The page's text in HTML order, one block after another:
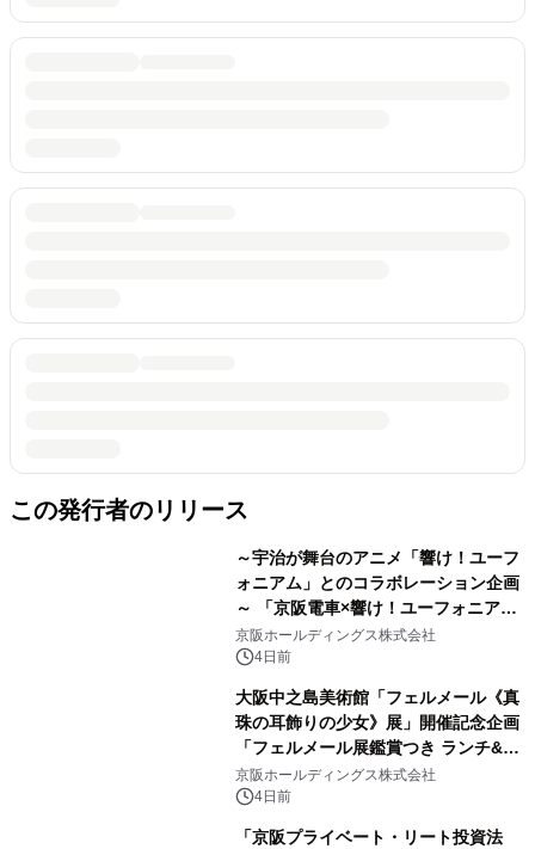
この発行者のリリース
～宇治が舞台のアニメ「響け！ユーフ
ォニアム」とのコラボレーション企画
～ 「京阪電車×響け！ユーフォニアム
2026 秋」を実施します！
京阪ホールディングス株式会社
4日前
大阪中之島美術館「フェルメール《真
珠の耳飾りの少女》展」開催記念企画
「フェルメール展鑑賞つき ランチ&水
上バス観光ツアー」を限定販売しま
す！
京阪ホールディングス株式会社
4日前
「京阪プライベート・リート投資法